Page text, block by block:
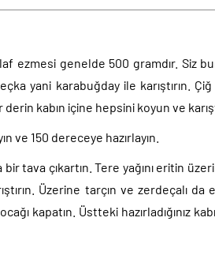
ezmesi genelde 500 gramdır. Siz
yani karabuğday ile karıştırın.
derin kabın içine hepsini koyun ve
ve 150 dereceye hazırlayın.
bir tava çıkartın. Tere yağını eritin
Üzerine tarçın ve zerdeçalı
ocağı kapatın. Üstteki hazırladığınız